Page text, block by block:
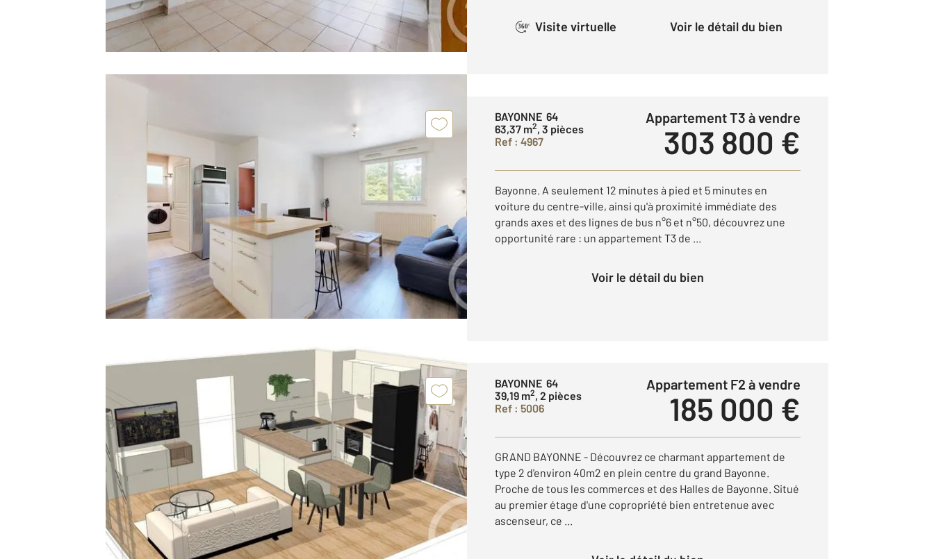
360° Visite virtuelle Voir le détail du bien
BAYONNE 64
63,37 m2, 3 pièces
Ref : 4967
Appartement T3 à vendre
303 800 €
Bayonne. A seulement 12 minutes à pied et 5 minutes en
voiture du centre-ville, ainsi qu'à proximité immédiate des
grands axes et des lignes de bus n°6 et n°50, découvrez une
opportunité rare : un appartement T3 de ...
Voir le détail du bien
BAYONNE 64
39,19 m2, 2 pièces
Ref : 5006
Appartement F2 à vendre
185 000 €
GRAND BAYONNE - Découvrez ce charmant appartement de
type 2 d'environ 40m2 en plein centre du grand Bayonne.
Proche de tous les commerces et des Halles de Bayonne. Situé
au premier étage d'une copropriété bien entretenue avec
ascenseur, ce ...